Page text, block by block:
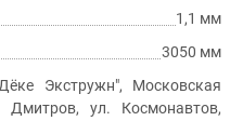
1,1 мм
3050 мм
Экстружн", Московская
Дмитров, ул. Космонавтов,